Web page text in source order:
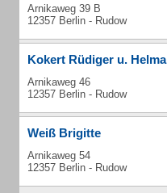
Arnikaweg 39 B
12357 Berlin - Rudow
Kokert Rüdiger u. Helma
Arnikaweg 46
12357 Berlin - Rudow
Weiß Brigitte
Arnikaweg 54
12357 Berlin - Rudow